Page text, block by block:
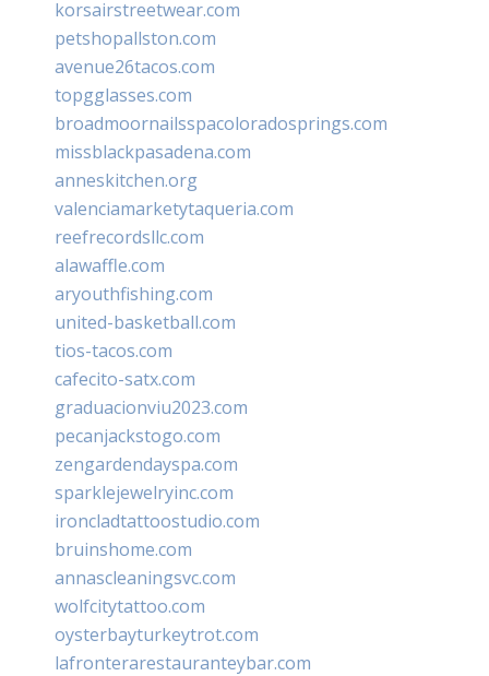
korsairstreetwear.com
petshopallston.com
avenue26tacos.com
topgglasses.com
broadmoornailsspacoloradosprings.com
missblackpasadena.com
anneskitchen.org
valenciamarketytaqueria.com
reefrecordsllc.com
alawaffle.com
aryouthfishing.com
united-basketball.com
tios-tacos.com
cafecito-satx.com
graduacionviu2023.com
pecanjackstogo.com
zengardendayspa.com
sparklejewelryinc.com
ironcladtattoostudio.com
bruinshome.com
annascleaningsvc.com
wolfcitytattoo.com
oysterbayturkeytrot.com
lafronterarestauranteybar.com